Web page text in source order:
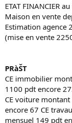
ETAT FINANCIER
Maison en vente
Estimation agence
(mise en vente
PRàŠT
CE immobilier
1100 pdt encore
CE voiture
encore 67 CE
mensuel 149 pdt